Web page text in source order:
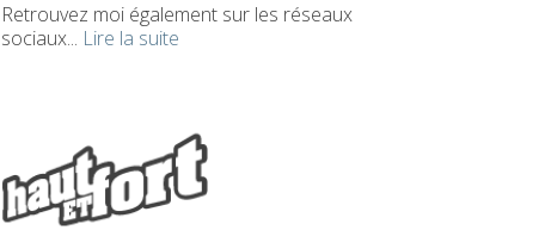
Retrouvez moi également sur les réseaux
sociaux... Lire la suite